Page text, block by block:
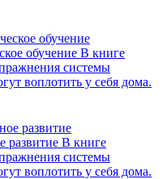
обучение В книге
системы
воплотить у себя дома.
развитие В книге
системы
воплотить у себя дома.